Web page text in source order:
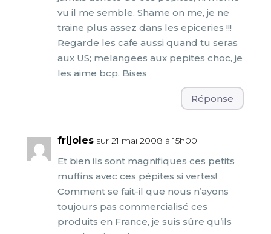
vu il me semble. Shame on me, je ne
traine plus assez dans les epiceries !!!
Regarde les cafe aussi quand tu seras
aux US; melangees aux pepites choc, je
les aime bcp. Bises
Réponse
frijoles sur 21 mai 2008 à 15h00
Et bien ils sont magnifiques ces petits
muffins avec ces pépites si vertes!
Comment se fait-il que nous n’ayons
toujours pas commercialisé ces
produits en France, je suis sûre qu’ils